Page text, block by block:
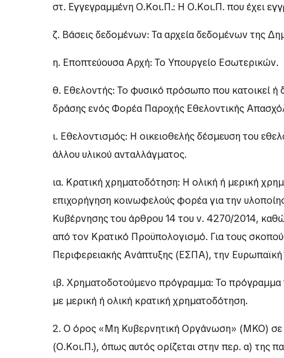
στ. Εγγεγραμμένη Ο.Κοι.Π.: Η Ο.Κοι.Π. που έχει
ζ. Βάσεις δεδομένων: Τα αρχεία δεδομένων της
η. Εποπτεύουσα Αρχή: Το Υπουργείο Εσωτερικών.
θ. Εθελοντής: Το φυσικό πρόσωπο που κατοικεί ή
δράσης ενός Φορέα Παροχής Εθελοντικής
ι. Εθελοντισμός: Η οικειοθελής δέσμευση του
άλλου υλικού ανταλλάγματος.
ια. Κρατική χρηματοδότηση: Η ολική ή μερική
επιχορήγηση κοινωφελούς φορέα για την
Κυβέρνησης του άρθρου 14 του ν. 4270/2014,
από τον Κρατικό Προϋπολογισμό. Για τους
Περιφερειακής Ανάπτυξης (ΕΣΠΑ), την Ευρωπαϊκή
ιβ. Χρηματοδοτούμενο πρόγραμμα: Το πρόγραμμα
με μερική ή ολική κρατική χρηματοδότηση.
2. Ο όρος «Μη Κυβερνητική Οργάνωση» (ΜΚΟ) σε
(Ο.Κοι.Π.), όπως αυτός ορίζεται στην περ. α) της